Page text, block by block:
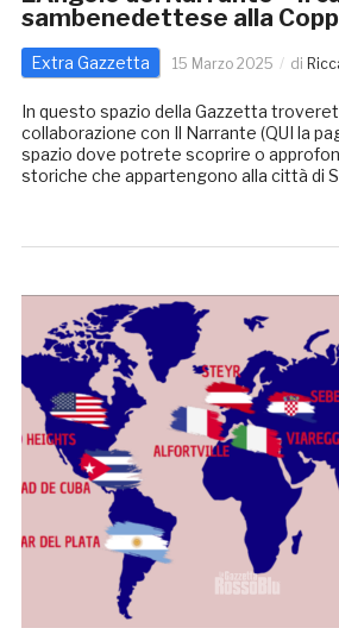
sambenedettese alla
Extra Gazzetta 15 Marzo 2025 di
In questo spazio della Gazzetta
collaborazione con Il Narrante (QUI la
spazio dove potrete scoprire o
storiche che appartengono alla città di